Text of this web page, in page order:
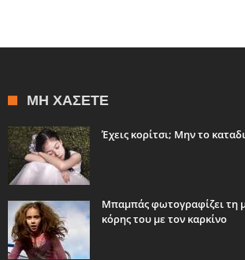
ΜΗ ΧΆΣΕΤΕ
Έχεις κορίτσι; Μην το
Μπαμπάς φωτογραφίζει τη
κόρης του με τον καρκίνο